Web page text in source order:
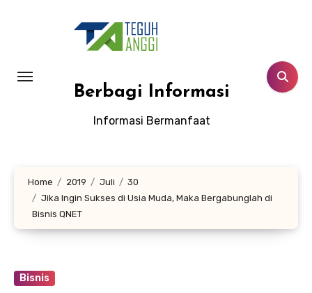
Berbagi Informasi
Informasi Bermanfaat
Home 2019 Juli
30
Jika Ingin Sukses di Usia Muda, Maka Bergabunglah di
Bisnis QNET
Bisnis